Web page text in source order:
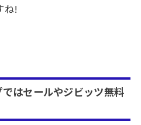
ね!
はセールやジビッツ無料